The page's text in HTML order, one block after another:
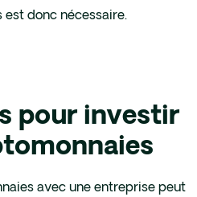
donc nécessaire.
pour investir
avec une entreprise peut